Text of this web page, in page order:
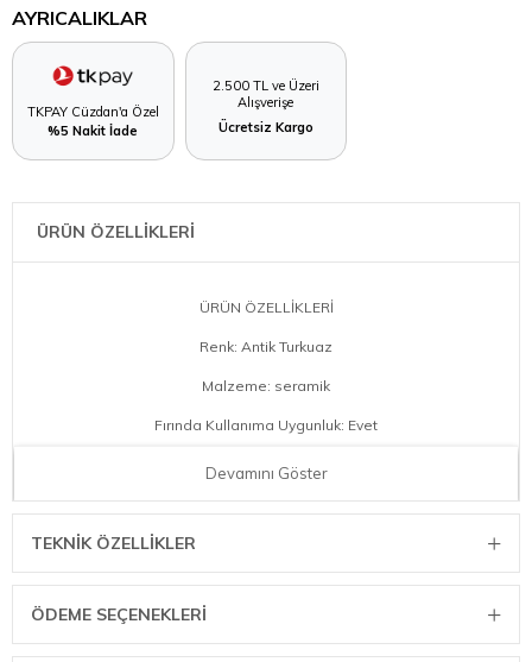
AYRICALIKLAR
TKPAY Cüzdan'a Özel
%5 Nakit İade
2.500 TL ve Üzeri
Alışverişe
Ücretsiz Kargo
ÜRÜN ÖZELLİKLERİ
ÜRÜN ÖZELLİKLERİ
Renk: Antik Turkuaz
Malzeme: seramik
Fırında Kullanıma Uygunluk: Evet
Mikrodalgada Kullanıma Uygunluk: Evet
Dondurucuda Kullanıma Uygunluk: Evet
Bulaşık Makinesinde Yıkanabilme: Evet
Parça Sayısı: 4
Devamını Göster
TEKNIK ÖZELLIKLER
ÖDEME SEÇENEKLERI